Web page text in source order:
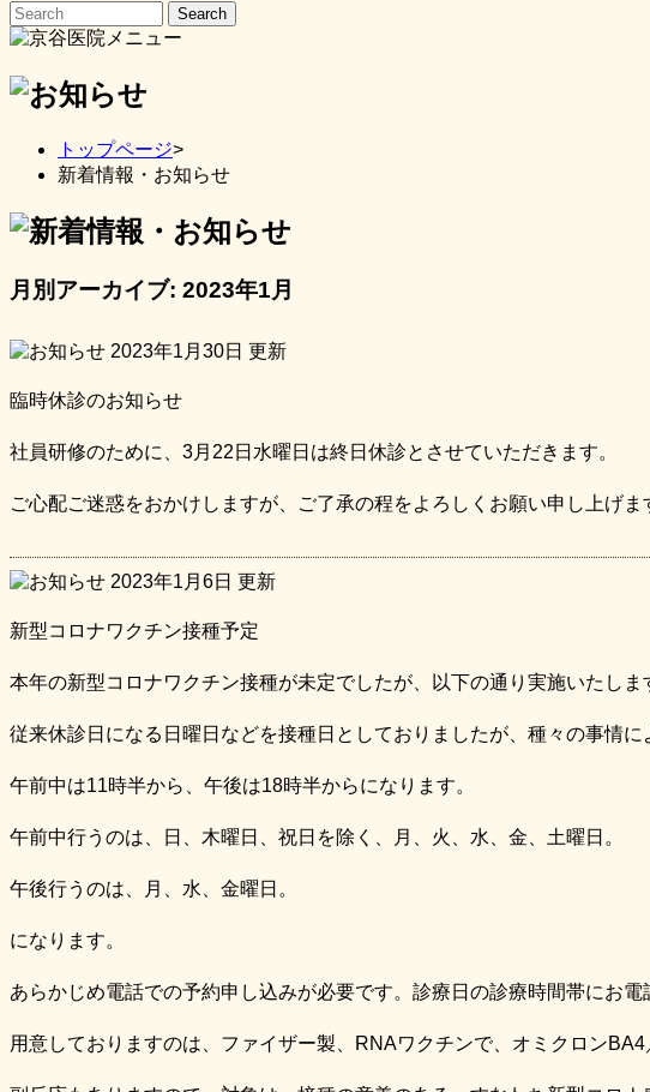
トップページ>
新着情報・お知らせ
月別アーカイブ: 2023年1月
2023年1月30日 更新
臨時休診のお知らせ
社員研修のために、3月22日水曜日は終日休診とさせていただきます。
ご心配ご迷惑をおかけしますが、ご了承の程をよろしくお願い申し上げま
2023年1月6日 更新
新型コロナワクチン接種予定
本年の新型コロナワクチン接種が未定でしたが、以下の通り実施いたしま
従来休診日になる日曜日などを接種日としておりましたが、種々の事情
午前中は11時半から、午後は18時半からになります。
午前中行うのは、日、木曜日、祝日を除く、月、火、水、金、土曜日。
午後行うのは、月、水、金曜日。
になります。
あらかじめ電話での予約申し込みが必要です。診療日の診療時間帯にお電
用意しておりますのは、ファイザー製、RNAワクチンで、オミクロン